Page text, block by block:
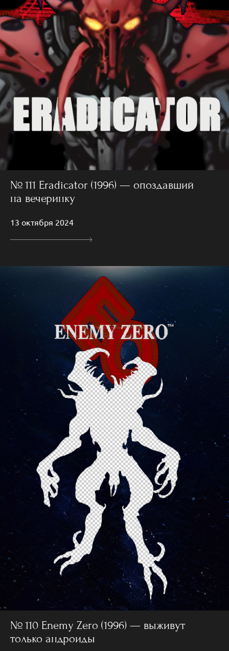
№ 111 Eradicator (1996) — опоздавший
на вечеринку
13 октября 2024
№ 110 Enemy Zero (1996) — выживут
только андроиды